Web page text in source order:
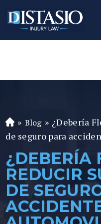
A
b
ga
d
o
de
P
» Blog » ¿Debería
de seguro para
¿DEBERÍA
REDUCIR
DE